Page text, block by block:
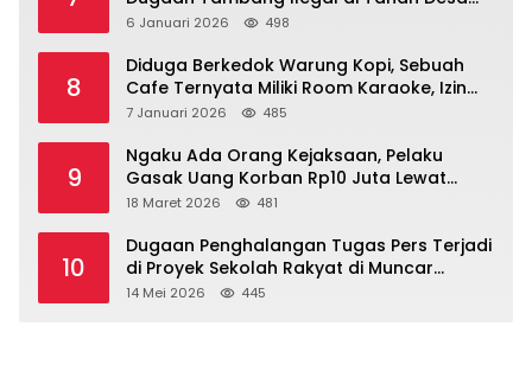
Dasri Menguat
6 Januari 2026 498
8
Diduga Berkedok Warung Kopi, Sebuah
Cafe Ternyata Miliki Room Karaoke, Izin
Dipertanyakan!!!.
7 Januari 2026 485
9
Ngaku Ada Orang Kejaksaan, Pelaku
Gasak Uang Korban Rp10 Juta Lewat
Modus Tender Mobil
18 Maret 2026 481
10
Dugaan Penghalangan Tugas Pers Terjadi
di Proyek Sekolah Rakyat di Muncar
Banyuwangi
14 Mei 2026 445